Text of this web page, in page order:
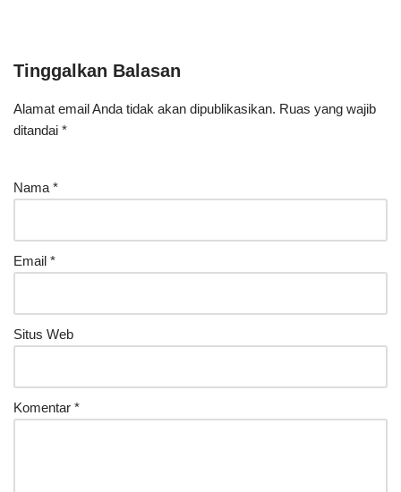
Tinggalkan Balasan
Alamat email Anda tidak akan dipublikasikan. Ruas yang wajib
ditandai *
Nama *
Email *
Situs Web
Komentar *